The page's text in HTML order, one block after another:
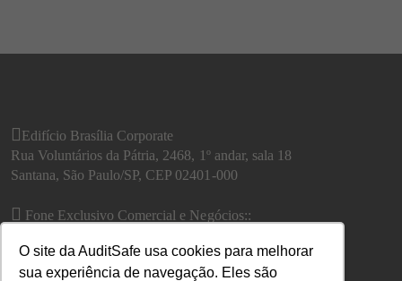
O site da AuditSafe usa cookies para melhorar
sua experiência de navegação. Eles são
Edifício Brasília Corporate
Rua Voluntários da Pátria, 2468, 1º andar, sala 18
Santana, São Paulo/SP, CEP 02401-000
Fone Exclusivo Comercial e Negócios::
Outras áreas, utilizar o Fale conosco